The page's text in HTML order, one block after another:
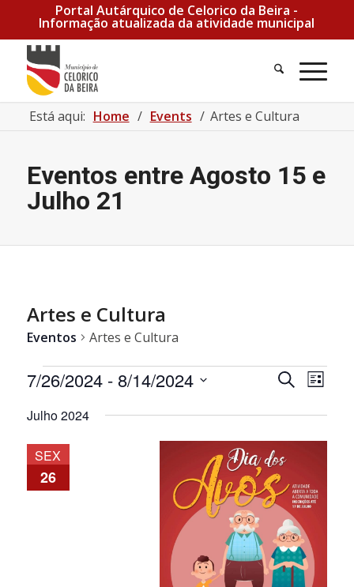
Portal Autárquico de Celorico da Beira -
Informação atualizada da atividade municipal
Está aqui: Home / Events / Artes e Cultura
Eventos entre Agosto 15 e
Julho 21
Artes e Cultura
Eventos Artes e Cultura
Eventos
de
pesquisa
de
Eventos
Pesquisar
de
Lista
7/26/2024 - 8/14/2024
a
data.
Julho 2024
SEX
26